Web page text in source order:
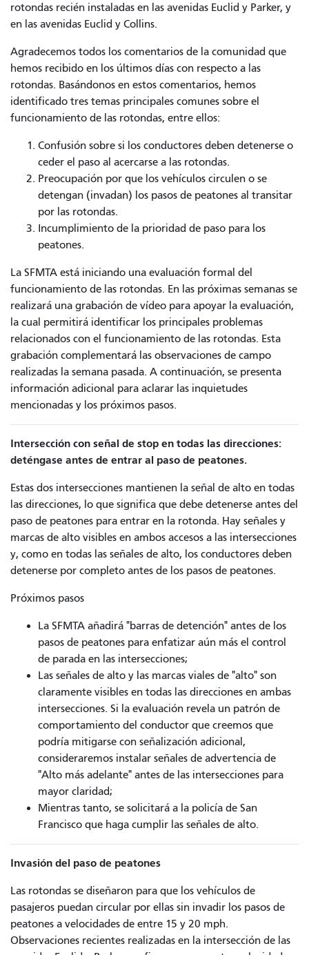
rotondas recién instaladas en las avenidas Euclid y Parker, y
en las avenidas Euclid y Collins.
Agradecemos todos los comentarios de la comunidad que
hemos recibido en los últimos días con respecto a las
rotondas. Basándonos en estos comentarios, hemos
identificado tres temas principales comunes sobre el
funcionamiento de las rotondas, entre ellos:
Confusión sobre si los conductores deben detenerse o
ceder el paso al acercarse a las rotondas.
Preocupación por que los vehículos circulen o se
detengan (invadan) los pasos de peatones al transitar
por las rotondas.
Incumplimiento de la prioridad de paso para los
peatones.
La SFMTA está iniciando una evaluación formal del
funcionamiento de las rotondas. En las próximas semanas se
realizará una grabación de vídeo para apoyar la evaluación,
la cual permitirá identificar los principales problemas
relacionados con el funcionamiento de las rotondas. Esta
grabación complementará las observaciones de campo
realizadas la semana pasada. A continuación, se presenta
información adicional para aclarar las inquietudes
mencionadas y los próximos pasos.
Intersección con señal de stop en todas las direcciones:
deténgase antes de entrar al paso de peatones.
Estas dos intersecciones mantienen la señal de alto en todas
las direcciones, lo que significa que debe detenerse antes del
paso de peatones para entrar en la rotonda. Hay señales y
marcas de alto visibles en ambos accesos a las intersecciones
y, como en todas las señales de alto, los conductores deben
detenerse por completo antes de los pasos de peatones.
Próximos pasos
La SFMTA añadirá "barras de detención" antes de los
pasos de peatones para enfatizar aún más el control
de parada en las intersecciones;
Las señales de alto y las marcas viales de "alto" son
claramente visibles en todas las direcciones en ambas
intersecciones. Si la evaluación revela un patrón de
comportamiento del conductor que creemos que
podría mitigarse con señalización adicional,
consideraremos instalar señales de advertencia de
"Alto más adelante" antes de las intersecciones para
mayor claridad;
Mientras tanto, se solicitará a la policía de San
Francisco que haga cumplir las señales de alto.
Invasión del paso de peatones
Las rotondas se diseñaron para que los vehículos de
pasajeros puedan circular por ellas sin invadir los pasos de
peatones a velocidades de entre 15 y 20 mph.
Observaciones recientes realizadas en la intersección de las